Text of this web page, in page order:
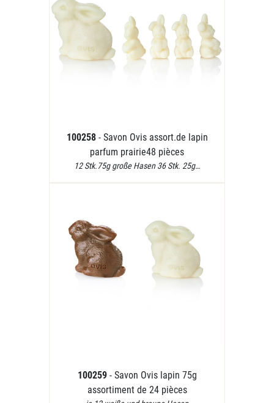
100258 - Savon Ovis assort.de lapin
parfum prairie48 pièces
12 Stk.75g große Hasen 36 Stk. 25g…
100259 - Savon Ovis lapin 75g
assortiment de 24 pièces